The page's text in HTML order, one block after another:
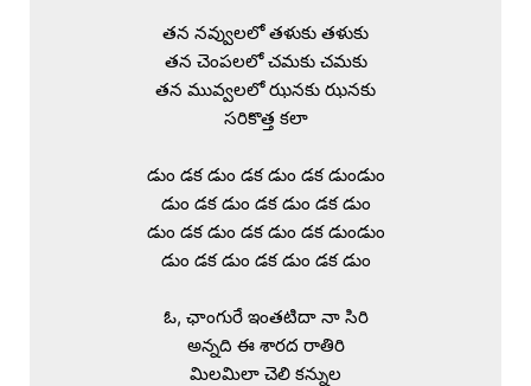
తన నవ్వులలో తళుకు తళుకు
తన చెంపలలో చమకు చమకు
తన మువ్వలలో ఝనకు ఝనకు
సరికొత్త కలా
డుం డక డుం డక డుం డక డుండుం
డుం డక డుం డక డుం డక డుం
డుం డక డుం డక డుం డక డుండుం
డుం డక డుం డక డుం డక డుం
ఓ, ఛాంగురే ఇంతటిదా నా సిరి
అన్నది ఈ శారద రాతిరి
మిలమిలా చెలి కన్నుల